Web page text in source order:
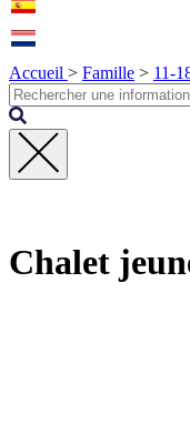
Accueil > Famille > 11-
Fermer
Chalet